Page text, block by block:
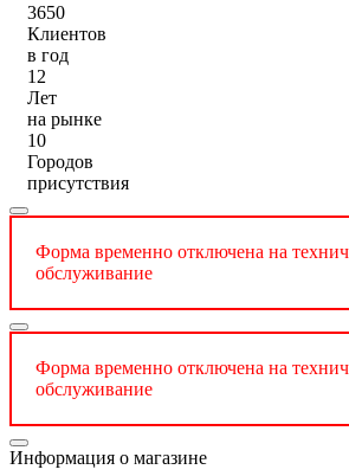
3650
Клиентов
в год
12
Лет
на рынке
10
Городов
присутствия
Форма временно отключена на
обслуживание
Форма временно отключена на
обслуживание
Информация о магазине